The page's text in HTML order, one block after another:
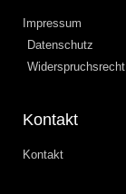
Impressum
Datenschutz
Widerspruchsrecht
Kontakt
Kontakt